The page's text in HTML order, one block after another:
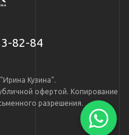
82-84
Кузина".
офертой. Копирование
разрешения.